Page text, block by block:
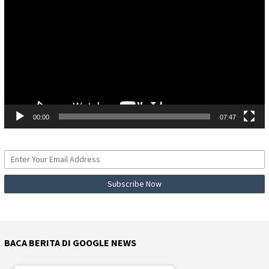
00:00 07:47
BACA BERITA DI GOOGLE NEWS